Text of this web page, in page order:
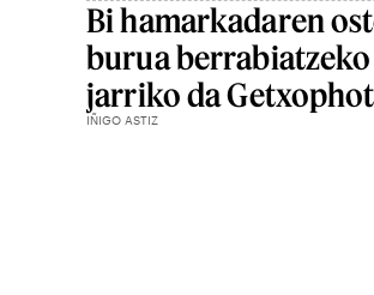
Bi hamarkadaren
burua
jarriko da
IÑIGO ASTIZ